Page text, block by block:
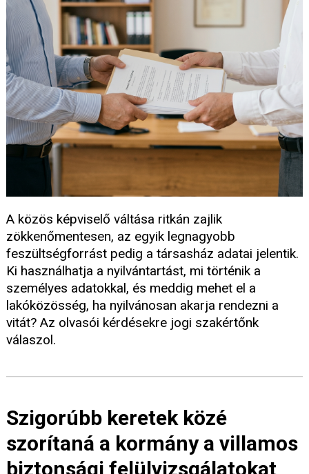
A közös képviselő váltása ritkán zajlik
zökkenőmentesen, az egyik legnagyobb
feszültségforrást pedig a társasház adatai jelentik.
Ki használhatja a nyilvántartást, mi történik a
személyes adatokkal, és meddig mehet el a
lakóközösség, ha nyilvánosan akarja rendezni a
vitát? Az olvasói kérdésekre jogi szakértőnk
válaszol.
Szigorúbb keretek közé
szorítaná a kormány a villamos
biztonsági felülvizsgálatokat